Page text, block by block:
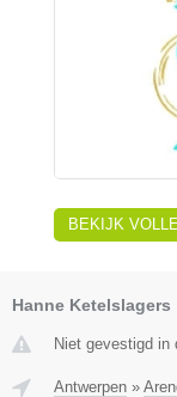
BEKIJK
Hanne Ketelslagers
Niet gevestigd in
Antwerpen »